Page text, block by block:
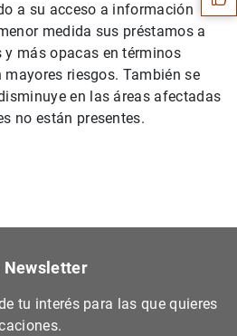
a su acceso a información
medida sus préstamos a
y más opacas en términos
riesgos. También se
en las áreas afectadas
no están presentes.
Newsletter
tu interés para las que quieres